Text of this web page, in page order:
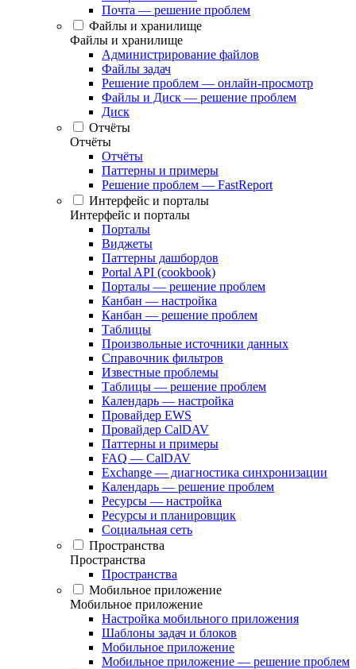
Почта — решение проблем
Файлы и хранилище
Файлы и хранилище
Администрирование файлов
Файлы задач
Решение проблем — онлайн-просмотр
Файлы и Диск — решение проблем
Диск
Отчёты
Отчёты
Отчёты
Паттерны и примеры
Решение проблем — FastReport
Интерфейс и порталы
Интерфейс и порталы
Порталы
Виджеты
Паттерны дашбордов
Portal API (cookbook)
Порталы — решение проблем
Канбан — настройка
Канбан — решение проблем
Таблицы
Произвольные источники данных
Справочник фильтров
Известные проблемы
Таблицы — решение проблем
Календарь — настройка
Провайдер EWS
Провайдер CalDAV
Паттерны и примеры
FAQ — CalDAV
Exchange — диагностика синхронизации
Календарь — решение проблем
Ресурсы — настройка
Ресурсы и планировщик
Социальная сеть
Пространства
Пространства
Пространства
Мобильное приложение
Мобильное приложение
Настройка мобильного приложения
Шаблоны задач и блоков
Мобильное приложение
Мобильное приложение — решение проблем